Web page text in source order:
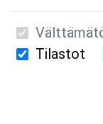
SuomenTilastot